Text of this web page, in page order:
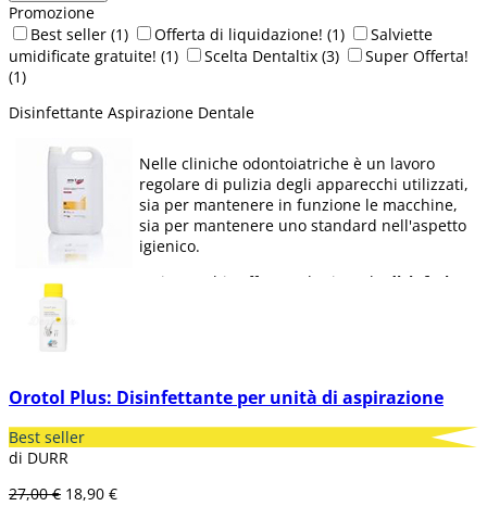
Promozione
Best seller (1) Offerta di liquidazione! (1)
Salviette
umidificate gratuite! (1) Scelta Dentaltix (3)
Super Offerta!
(1)
Disinfettante Aspirazione Dentale
Nelle cliniche odontoiatriche è un lavoro
regolare di pulizia degli apparecchi utilizzati,
sia per mantenere in funzione le macchine,
sia per mantenere uno standard nell'aspetto
igienico.
Qui Dentaltix offre prodotti per la
disinfezione
Orotol Plus: Disinfettante per unità di aspirazione
Best seller
di DURR
27,00 € 18,90 €